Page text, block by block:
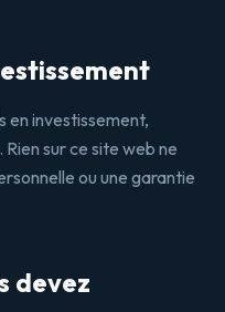
en investissement,
sur ce site web ne
ou une garantie
devez